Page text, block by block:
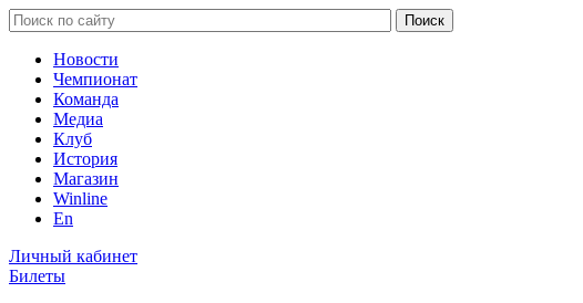
Новости
Чемпионат
Команда
Медиа
Клуб
История
Магазин
Winline
En
Личный кабинет
Билеты